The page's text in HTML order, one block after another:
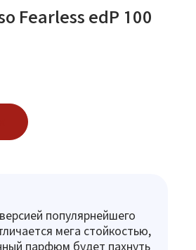
Fearless edP 100
популярнейшего
мега стойкостью,
парфюм будет пахнуть